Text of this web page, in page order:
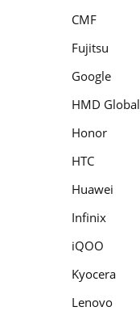
CMF
Fujitsu
Google
HMD Global
Honor
HTC
Huawei
Infinix
iQOO
Kyocera
Lenovo